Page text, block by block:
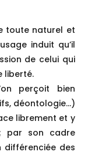
toute naturel et
induit qu’il
de celui qui
liberté.
perçoit bien
déontologie…)
librement et y
par son cadre
différenciée des